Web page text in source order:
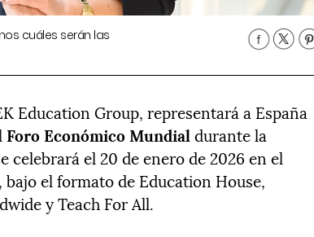
cuáles serán las
Education Group, representará a España
Foro Económico Mundialdurante la
celebrará el 20 de enero de 2026 en el
el formato de Education House,
y Teach For All.